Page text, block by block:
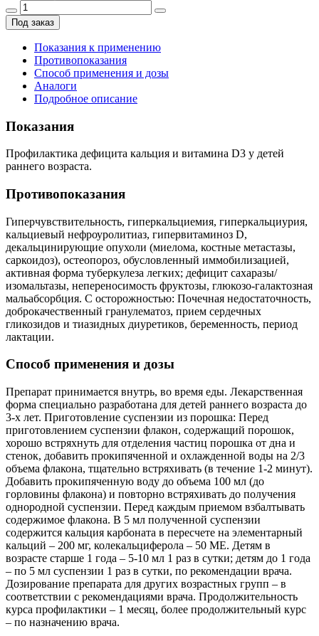
Под заказ
Показания к применению
Противопоказания
Способ применения и дозы
Аналоги
Подробное описание
Показания
Профилактика дефицита кальция и витамина D3 у детей
раннего возраста.
Противопоказания
Гиперчувствительность, гиперкальциемия, гиперкальциурия,
кальциевый нефроуролитиаз, гипервитаминоз D,
декальцинирующие опухоли (миелома, костные метастазы,
саркоидоз), остеопороз, обусловленный иммобилизацией,
активная форма туберкулеза легких; дефицит сахаразы/
изомальтазы, непереносимость фруктозы, глюкозо-галактозная
мальабсорбция. С осторожностью: Почечная недостаточность,
доброкачественный гранулематоз, прием сердечных
гликозидов и тиазидных диуретиков, беременность, период
лактации.
Способ применения и дозы
Препарат принимается внутрь, во время еды. Лекарственная
форма специально разработана для детей раннего возраста до
3-х лет. Приготовление суспензии из порошка: Перед
приготовлением суспензии флакон, содержащий порошок,
хорошо встряхнуть для отделения частиц порошка от дна и
стенок, добавить прокипяченной и охлажденной воды на 2/3
объема флакона, тщательно встряхивать (в течение 1-2 минут).
Добавить прокипяченную воду до объема 100 мл (до
горловины флакона) и повторно встряхивать до получения
однородной суспензии. Перед каждым приемом взбалтывать
содержимое флакона. В 5 мл полученной суспензии
содержится кальция карбоната в пересчете на элементарный
кальций – 200 мг, колекальциферола – 50 ME. Детям в
возрасте старше 1 года – 5-10 мл 1 раз в сутки; детям до 1 года
– по 5 мл суспензии 1 раз в сутки, по рекомендации врача.
Дозирование препарата для других возрастных групп – в
соответствии с рекомендациями врача. Продолжительность
курса профилактики – 1 месяц, более продолжительный курс
– по назначению врача.